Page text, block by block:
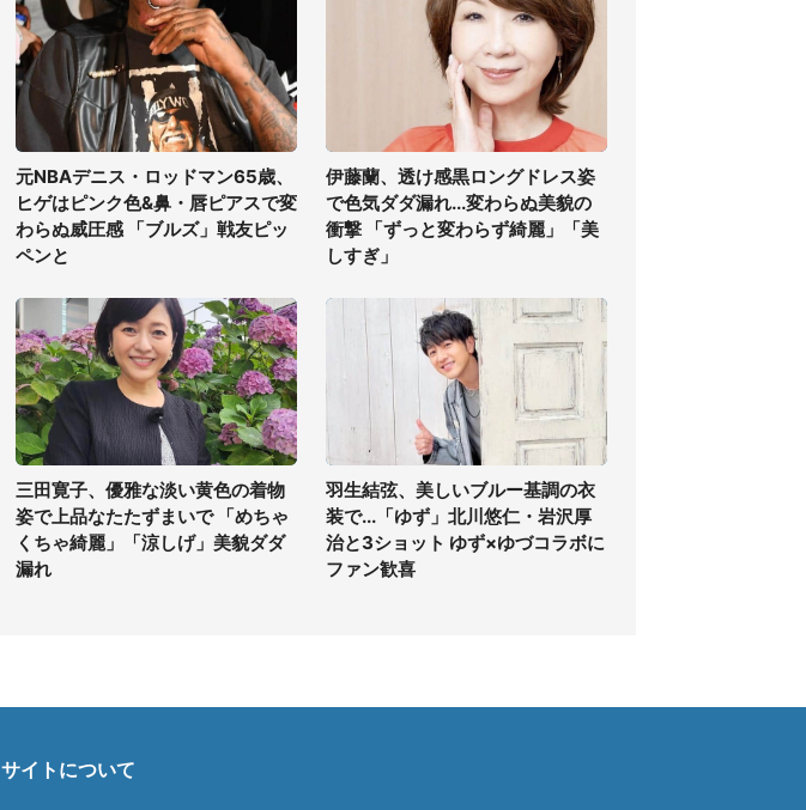
元NBAデニス・ロッドマン65歳、
ヒゲはピンク色&鼻・唇ピアスで変
わらぬ威圧感 「ブルズ」戦友ピッ
ペンと
伊藤蘭、透け感黒ロングドレス姿
で色気ダダ漏れ...変わらぬ美貌の
衝撃 「ずっと変わらず綺麗」「美
しすぎ」
三田寛子、優雅な淡い黄色の着物
姿で上品なたたずまいで 「めちゃ
くちゃ綺麗」「涼しげ」美貌ダダ
漏れ
羽生結弦、美しいブルー基調の衣
装で...「ゆず」北川悠仁・岩沢厚
治と3ショット ゆず×ゆづコラボに
ファン歓喜
サイトについて